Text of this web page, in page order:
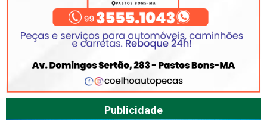
Publicidade